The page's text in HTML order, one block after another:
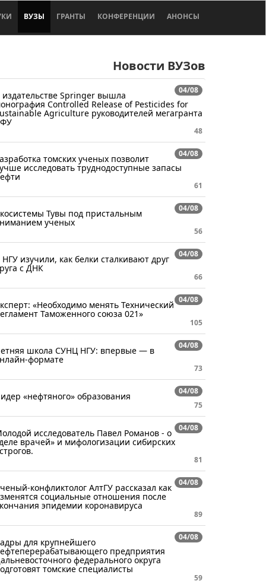
ВУЗЫ ГРАНТЫ КОНФЕРЕНЦИИ АНОНСЫ
Новости ВУЗов
04/08
издательстве Springer вышла
Controlled Release of Pesticides for
Agriculture руководителей мегагранта
48
04/08
томских ученых позволит
исследовать труднодоступные запасы
61
04/08
Тувы под пристальным
ученых
56
04/08
изучили, как белки сталкивают друг
с ДНК
66
04/08
«Необходимо менять Технический
Таможенного союза 021»
105
04/08
школа СУНЦ НГУ: впервые — в
формате
73
04/08
«нефтяного» образования
75
04/08
исследователь Павел Романов - о
врачей» и мифологизации сибирских
81
04/08
конфликтолог АлтГУ рассказал как
социальные отношения после
эпидемии коронавируса
89
04/08
для крупнейшего
предприятия
федерального округа
томские специалисты
59